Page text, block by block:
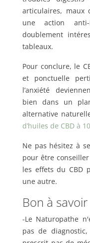
articulaires, maux
une action
doublement
tableaux.
Pour conclure, le
et ponctuelle
l’anxiété
bien dans un
alternative
d’huiles de CBD à
Ne pas hésitez à
pour être
les effets du CBD
une autre.
Bon à savoir
-Le Naturopathe
pas de